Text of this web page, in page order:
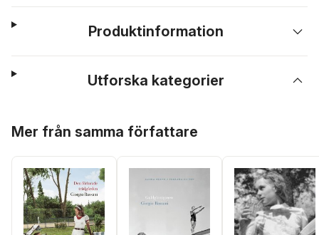
Produktinformation
Utforska kategorier
Mer från samma författare